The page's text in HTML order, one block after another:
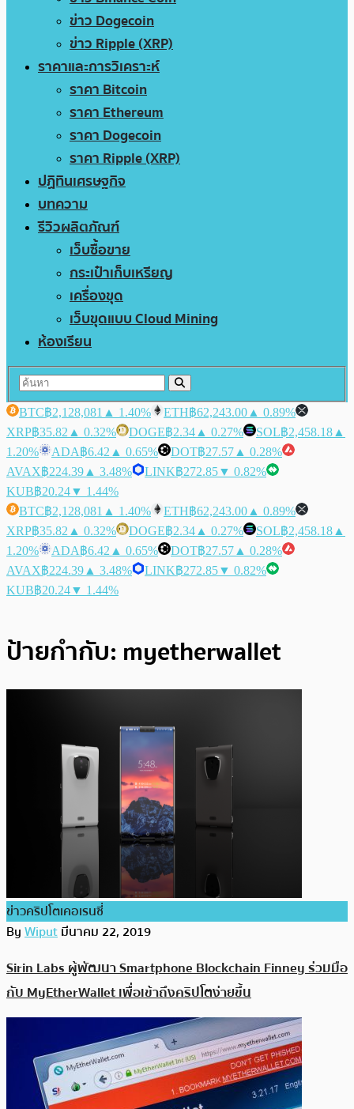
ข่าว Dogecoin
ข่าว Ripple (XRP)
ราคาและการวิเคราะห์
ราคา Bitcoin
ราคา Ethereum
ราคา Dogecoin
ราคา Ripple (XRP)
ปฏิทินเศรษฐกิจ
บทความ
รีวิวผลิตภัณฑ์
เว็บซื้อขาย
กระเป๋าเก็บเหรียญ
เครื่องขุด
เว็บขุดแบบ Cloud Mining
ห้องเรียน
BTC฿2,128,081 ▲ 1.40% ETH฿62,243.00 ▲ 0.89%
XRP฿35.82 ▲ 0.32% DOGE฿2.34 ▲ 0.27% SOL฿2,458.18 ▲
1.20%
ADA฿6.42 ▲ 0.65% DOT฿27.57 ▲ 0.28%
AVAX฿224.39 ▲ 3.48% LINK฿272.85▼ 0.82%
KUB฿20.24▼ 1.44%
BTC฿2,128,081 ▲ 1.40% ETH฿62,243.00 ▲ 0.89%
XRP฿35.82 ▲ 0.32% DOGE฿2.34 ▲ 0.27% SOL฿2,458.18 ▲
1.20%
ADA฿6.42 ▲ 0.65% DOT฿27.57 ▲ 0.28%
AVAX฿224.39 ▲ 3.48% LINK฿272.85▼ 0.82%
KUB฿20.24▼ 1.44%
ป้ายกำกับ: myetherwallet
ข่าวคริปโตเคอเรนซี่
ByWiputมีนาคม 22, 2019
Sirin Labs ผู้พัฒนา Smartphone Blockchain Finney ร่วมมือ
กับ MyEtherWallet เพื่อเข้าถึงคริปโตง่ายขึ้น